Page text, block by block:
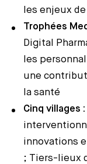
les enjeux
Trophées
Digital
les
une
la santé
Cinq villages :
innovations
; Tiers-lieux